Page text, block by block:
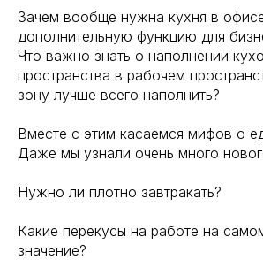
Зачем вообще нужна кухня в
дополнительную функцию для
Что важно знать о наполнении
пространства в рабочем
зону лучше всего наполнить?
Вместе с этим касаемся мифов о
Даже мы узнали очень много
Нужно ли плотно завтракать?
Какие перекусы на работе на
значение?